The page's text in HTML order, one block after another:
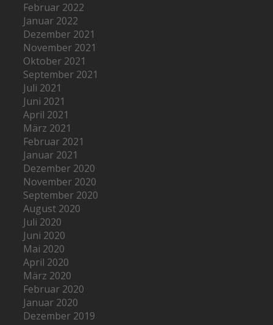
Februar 2022
Januar 2022
Dezember 2021
November 2021
Oktober 2021
September 2021
Juli 2021
Juni 2021
April 2021
März 2021
Februar 2021
Januar 2021
Dezember 2020
November 2020
September 2020
August 2020
Juli 2020
Juni 2020
Mai 2020
April 2020
März 2020
Februar 2020
Januar 2020
Dezember 2019